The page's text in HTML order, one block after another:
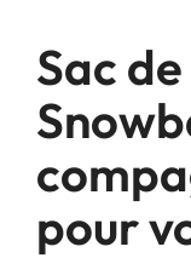
Sac
pour